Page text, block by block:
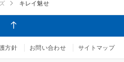
キレイ魅せ
方針 お問い合わせ サイトマップ